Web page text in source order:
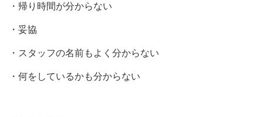
・帰り時間が分からない
・妥協
・スタッフの名前もよく分からない
・何をしているかも分からない